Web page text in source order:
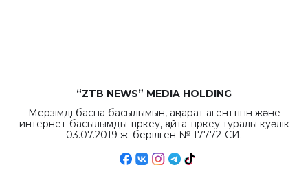
“ZTB NEWS” MEDIA HOLDING
Мерзімді баспа басылымын, ақпарат агенттігін және
интернет-басылымды тіркеу, қайта тіркеу туралы куәлік
03.07.2019 ж. берілген № 17772-СИ.